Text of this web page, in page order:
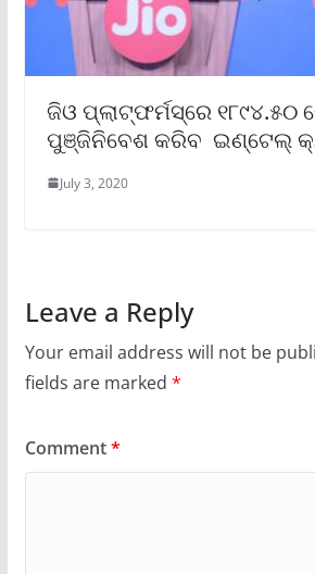
ଜିଓ ପ୍ଲାଟ୍‌ଫର୍ମସ୍‌ରେ ୧୮୯୪.୫୦
ପୁଞ୍ଜିନିବେଶ କରିବ ଇଣ୍ଟେଲ୍
July 3, 2020
Leave a Reply
Your email address will not be
fields are marked *
Comment*